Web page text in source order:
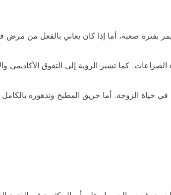
بفترة صعبة، أما إذا كان يعاني بالفعل من مرض
كما تشير الرؤية إلى التفوق الأكاديمي
في حياة الزوجة. أما حريق المطبخ وتدهوره